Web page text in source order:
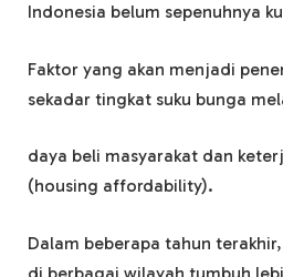
Indonesia belum sepenuhnya
Faktor yang akan menjadi
sekadar tingkat suku bunga
daya beli masyarakat dan
(housing affordability).
Dalam beberapa tahun
di berbagai wilayah tumbuh